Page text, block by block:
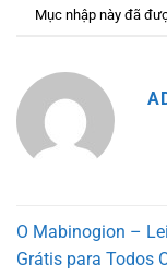
Mục nhập này đã
O Mabinogion –
Grátis para Todos